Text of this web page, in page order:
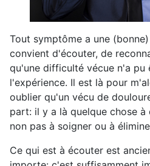
Tout symptôme a une
convient d'écouter, de
qu'une difficulté vécue n'a pu
l'expérience. Il est là pour
oublier qu'un vécu de
part: il y a là quelque chose à
non pas à soigner ou à
Ce qui est à écouter est